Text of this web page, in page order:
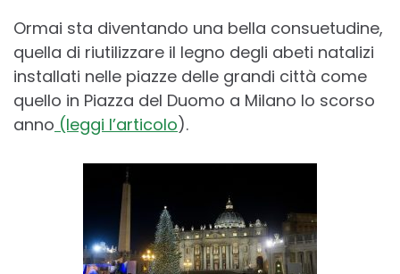
Ormai sta diventando una bella consuetudine,
quella di riutilizzare il legno degli abeti natalizi
installati nelle piazze delle grandi città come
quello in Piazza del Duomo a Milano lo scorso
anno (leggi l’articolo).